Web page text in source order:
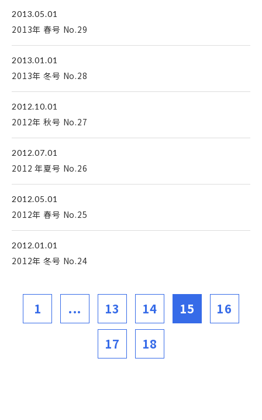
2013.05.01
2013年 春号 No.29
2013.01.01
2013年 冬号 No.28
2012.10.01
2012年 秋号 No.27
2012.07.01
2012 年夏号 No.26
2012.05.01
2012年 春号 No.25
2012.01.01
2012年 冬号 No.24
1 ... 13 14 15 16
17 18